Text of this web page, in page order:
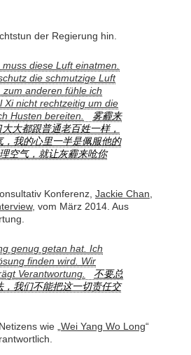
der Regierung hin.
diese Luft einatmen.
die schmutzige Luft
anderen fühle ich
nicht rechtzeitig um die
Husten bereiten.
雾霾来
大都跟普通老百姓一样，
我的心里一半是佩服他的
空气，就让灰霾来呛你
Konferenz, Jackie Chan,
, vom März 2014. Aus
genug getan hat. Ich
finden wird. Wir
Verantwortung.
不要总
我们不能把这一切责任交
wie „Wei Yang Wo Long“